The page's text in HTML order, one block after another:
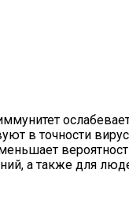
в точности
а также для